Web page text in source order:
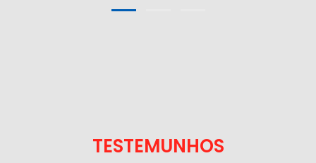
TESTEMUNHOS